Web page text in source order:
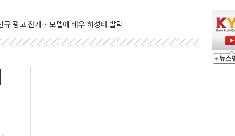
감동의 마라톤 개최
이브시티'에서 주차로봇 검증한다
300만주 장내 매수 예정
사주 장내 직접 취득 착수